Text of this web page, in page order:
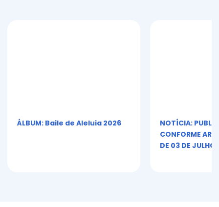
ÁLBUM: Baile de Aleluia 2026
NOTÍCIA:
CONFORME ART.
DE 03 DE JULHO